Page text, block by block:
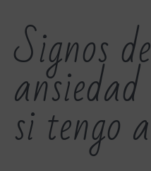
Signos
si tengo